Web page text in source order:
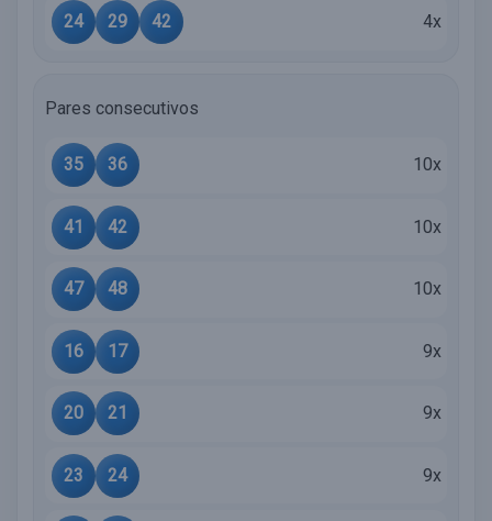
24 29 42 4x
Pares consecutivos
35 36 10x
41 42 10x
47 48 10x
16 17 9x
20 21 9x
23 24 9x